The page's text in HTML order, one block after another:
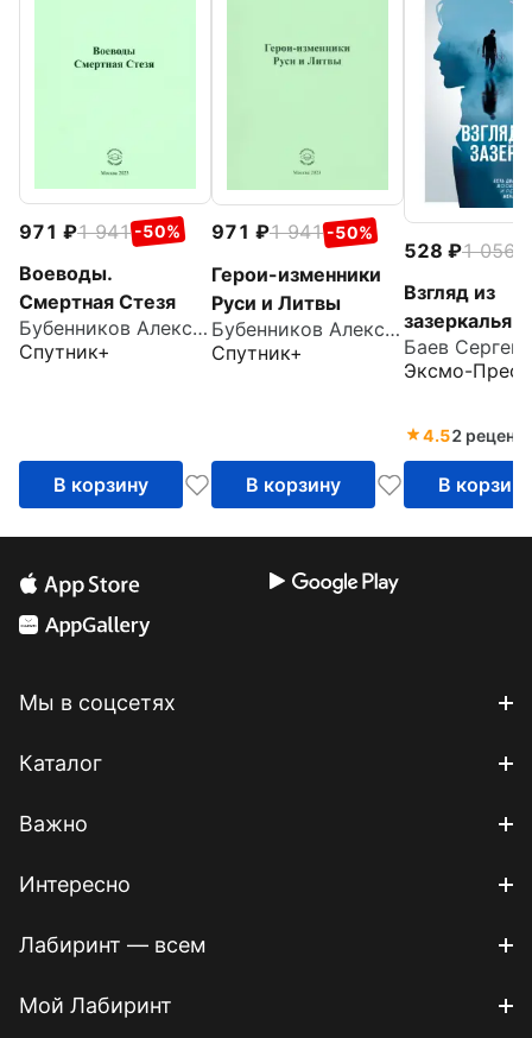
971 1 941 -50%
Воеводы.
Смертная Стезя
Бубенников Александр Николаевич
Спутник+
В корзину
971 1 941 -50%
Герои-изменники
Руси и Литвы
Бубенников Александр Николаевич
Спутник+
В корзину
528 1 056
Взгляд из
зазеркалья
Эксмо-Пресс
4.52
В корзину
Мы в соцсетях
Каталог
Важно
Интересно
Лабиринт — всем
Мой Лабиринт